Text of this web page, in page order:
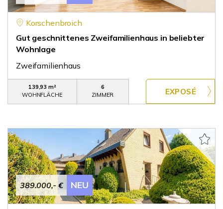
Korschenbroich
Gut geschnittenes Zweifamilienhaus in beliebter
Wohnlage
Zweifamilienhaus
139,93 m²
WOHNFLÄCHE
6
ZIMMER
389.000,- € NEU